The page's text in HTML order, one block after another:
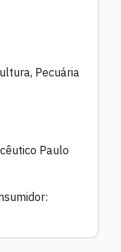
Pecuária
Paulo